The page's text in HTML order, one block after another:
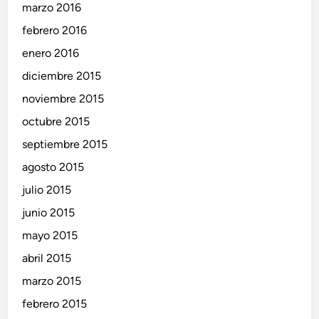
marzo 2016
febrero 2016
enero 2016
diciembre 2015
noviembre 2015
octubre 2015
septiembre 2015
agosto 2015
julio 2015
junio 2015
mayo 2015
abril 2015
marzo 2015
febrero 2015